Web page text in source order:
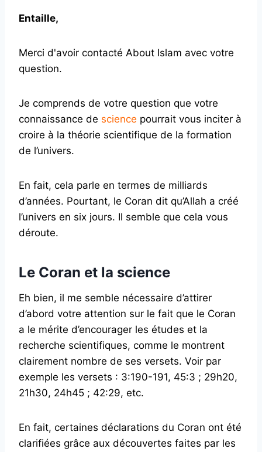
Entaille,
Merci d'avoir contacté About Islam avec votre
question.
Je comprends de votre question que votre
connaissance de science pourrait vous inciter à
croire à la théorie scientifique de la formation
de l’univers.
En fait, cela parle en termes de milliards
d’années. Pourtant, le Coran dit qu’Allah a créé
l’univers en six jours. Il semble que cela vous
déroute.
Le Coran et la science
Eh bien, il me semble nécessaire d’attirer
d’abord votre attention sur le fait que le Coran
a le mérite d’encourager les études et la
recherche scientifiques, comme le montrent
clairement nombre de ses versets. Voir par
exemple les versets : 3:190-191, 45:3 ; 29h20,
21h30, 24h45 ; 42:29, etc.
En fait, certaines déclarations du Coran ont été
clarifiées grâce aux découvertes faites par les